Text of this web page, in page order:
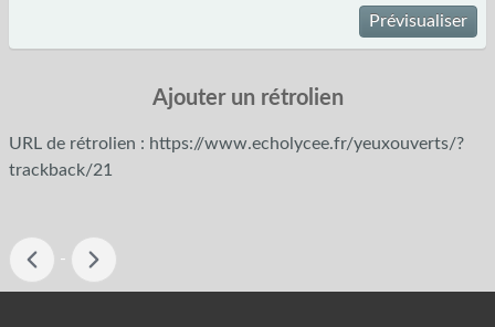
Prévisualiser
Ajouter un rétrolien
URL de rétrolien : https://www.echolycee.fr/yeuxouverts/?
trackback/21
-